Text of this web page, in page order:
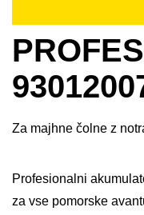
Za majhne čolne z
Profesionalni
za vse pomorske